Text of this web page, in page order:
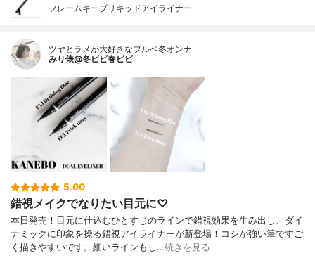
フレームキープリキッドアイライナー
ツヤとラメが大好きなブルベ冬オンナ
みり俵@冬ビビ春ビビ
5.00
錯視メイクでなりたい目元に♡
本日発売！目元に仕込むひとすじのラインで錯視効果を生み出し、ダイ
ナミックに印象を操る錯視アイライナーが新登場！コシが強い筆ですご
く描きやすいです。細いラインもし…続きを見る